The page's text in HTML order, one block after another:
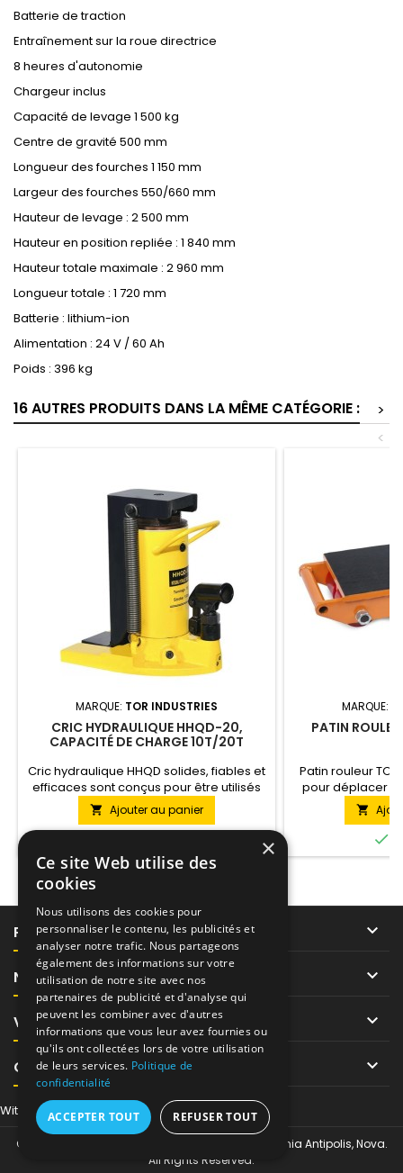
Batterie de traction
Entraînement sur la roue directrice
8 heures d'autonomie
Chargeur inclus
Capacité de levage 1 500 kg
Centre de gravité 500 mm
Longueur des fourches 1 150 mm
Largeur des fourches 550/660 mm
Hauteur de levage : 2 500 mm
Hauteur en position repliée : 1 840 mm
Hauteur totale maximale : 2 960 mm
Longueur totale : 1 720 mm
Batterie : lithium-ion
Alimentation : 24 V / 60 Ah
Poids : 396 kg
16 AUTRES PRODUITS DANS LA MÊME CATÉGORIE :
>
<
MARQUE: TOR INDUSTRIES
CRIC HYDRAULIQUE HHQD-20,
CAPACITÉ DE CHARGE 10T/20T
Cric hydraulique HHQD solides, fiables et
efficaces sont conçus pour être utilisés
dans les installations industrielles et dans
les chantiers de construction.
Recommandé pour une utilisation dans
des installations avec toute intensité de
travail. Avantages : levier long
(commodité et efficacité), deux plates-
inférieur),...
 Ajouter au panier
MARQUE:
PATIN
Patin rouleur
pour déplacer
tonnes


PRODUITS 
NOTRE SOCIÉTÉ 
VOTRE COMPTE 
CONTACT 
Withdraw from contract here
© Copyright 2026 Tor-Industries chez Regus Sophia Antipolis, Nova.
All Rights Reserved.
×
Ce site Web utilise des
cookies
Nous utilisons des cookies pour
personnaliser le contenu, les publicités et
analyser notre trafic. Nous partageons
également des informations sur votre
utilisation de notre site avec nos
partenaires de publicité et d'analyse qui
peuvent les combiner avec d'autres
informations que vous leur avez fournies ou
qu'ils ont collectées lors de votre utilisation
de leurs services. Politique de
confidentialité
ACCEPTER TOUT REFUSER TOUT